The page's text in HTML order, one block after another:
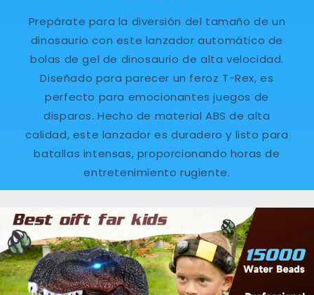
Prepárate para la diversión del tamaño de un
dinosaurio con este lanzador automático de
bolas de gel de dinosaurio de alta velocidad.
Diseñado para parecer un feroz T-Rex, es
perfecto para emocionantes juegos de
disparos. Hecho de material ABS de alta
calidad, este lanzador es duradero y listo para
batallas intensas, proporcionando horas de
entretenimiento rugiente.